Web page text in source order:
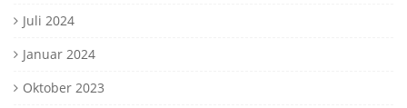
Juli 2024
Januar 2024
Oktober 2023